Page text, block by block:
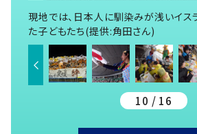
現地では、日本人に馴染みが浅いイス
た子どもたち(提供:角田さん)
10 / 16